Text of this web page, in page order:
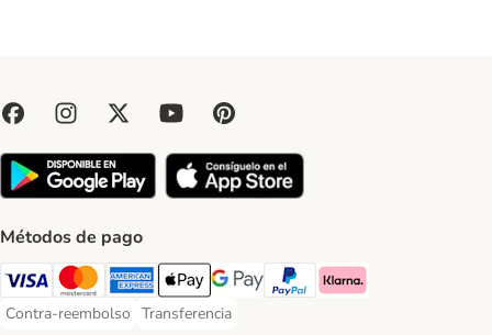
Métodos de pago
Visa Payment Method
Mastercard Payment Method
American Express Payment Method
Apple Pay Payment Method
Google Pay Payment Method
PayPal Payment Method
Klarna Payment Method
Contra-reembolso
Contra-reembolso Payment Method
Transferencia
Transferencia Payment Method